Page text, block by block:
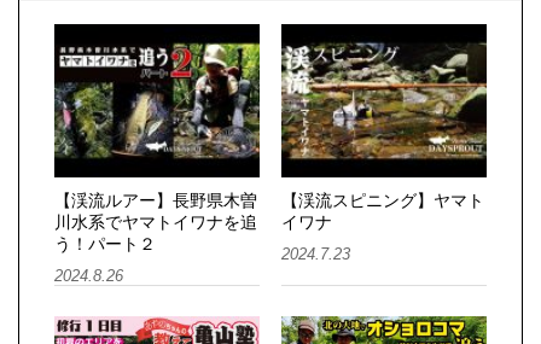
【渓流ルアー】長野県木曽
川水系でヤマトイワナを追
う！パート２
2024.8.26
【渓流スピニング】ヤマト
イワナ
2024.7.23